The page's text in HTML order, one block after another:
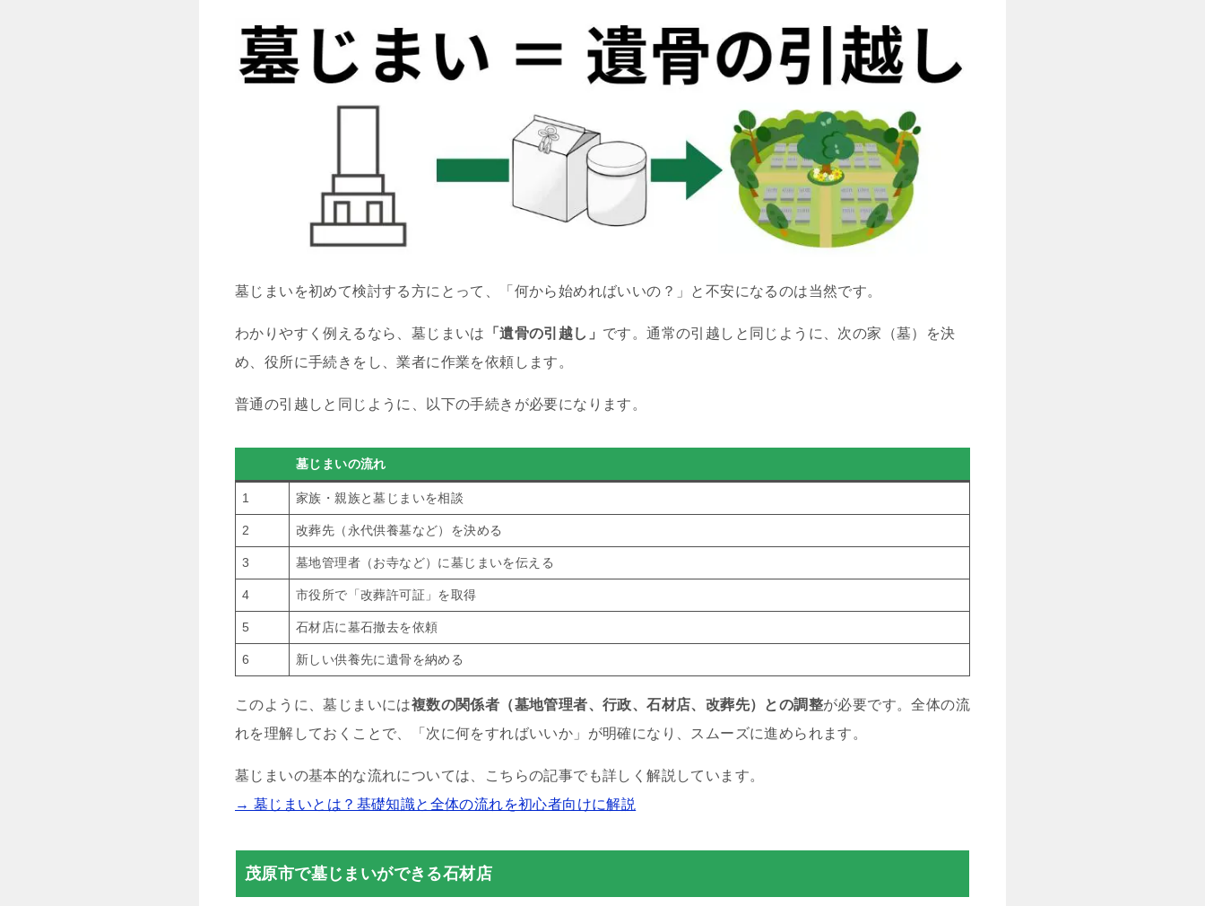
墓じまいを初めて検討する方にとって、「何から始めればいいの？」と不安になるのは当然です。
わかりやすく例えるなら、墓じまいは 「遺骨の引越し」 です。通常の引越しと同じように、次の家（墓）を決
め、役所に手続きをし、業者に作業を依頼します。
普通の引越しと同じように、以下の手続きが必要になります。
墓じまいの流れ
1 家族・親族と墓じまいを相談
2 改葬先（永代供養墓など）を決める
3 墓地管理者（お寺など）に墓じまいを伝える
4 市役所で「改葬許可証」を取得
5 石材店に墓石撤去を依頼
6 新しい供養先に遺骨を納める
このように、墓じまいには複数の関係者（墓地管理者、行政、石材店、改葬先）との調整が必要です。全体の流
れを理解しておくことで、「次に何をすればいいか」が明確になり、スムーズに進められます。
墓じまいの基本的な流れについては、こちらの記事でも詳しく解説しています。
→ 墓じまいとは？基礎知識と全体の流れを初心者向けに解説
茂原市で墓じまいができる石材店